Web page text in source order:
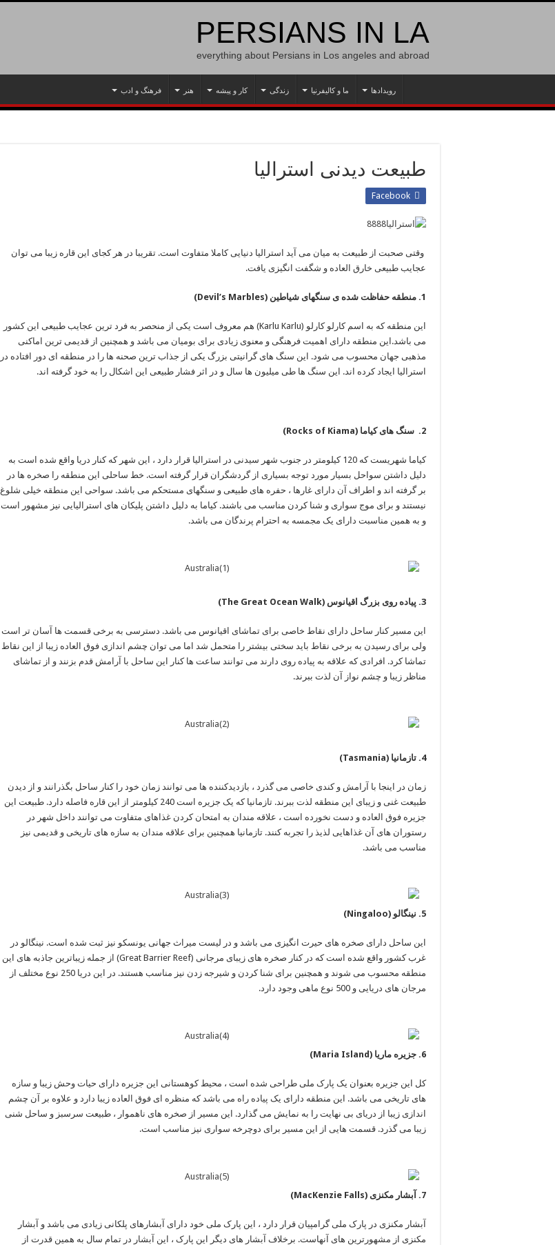
PERSIANS IN LA
everything about Persians in Los angeles and abroad
رویدادها ما و کالیفرنیا زندگی کار و پیشه هنر فرهنگ و ادب
طبیعت دیدنی استرالیا
Facebook
وقتی صحبت از طبیعت به میان می آید استرالیا دنیایی کاملا متفاوت است. تقریبا در هر کجای این قاره زیبا می توان
عجایب ‏طبیعی خارق العاده و شگفت انگیزی یافت.
این منطقه که به اسم کارلو کارلو ‏‎(Karlu Karlu)‎‏ هم معروف است یکی از منحصر به فرد ترین عجایب طبیعی این کشور
می ‏باشد.این منطقه دارای اهمیت فرهنگی و معنوی زیادی برای بومیان می باشد و همچنین از قدیمی ترین اماکنی
مذهبی جهان ‏محسوب می شود. این سنگ های گرانیتی بزرگ یکی از جذاب ترین صحنه ها را در منطقه ای دور افتاده در
استرالیا ایجاد کرده ‏اند. این سنگ ها طی میلیون ها سال و در اثر فشار طبیعی این اشکال را به خود گرفته اند. ‏ ‏ ‏‏ ‏‏‏‏ ‏ ‏
کیاما شهریست که 120 کیلومتر در جنوب شهر سیدنی در استرالیا قرار دارد ، این شهر که کنار دریا واقع شده است به
دلیل داشتن ‏سواحل بسیار مورد توجه بسیاری از گردشگران قرار گرفته است. خط ساحلی این منطقه را صخره ها در
بر گرفته اند و اطراف ‏آن دارای غارها ، حفره های طبیعی و سنگهای مستحکم می باشد. سواحی این منطقه خیلی شلوغ
نیستند و برای موج سواری و ‏شنا کردن مناسب می باشند. کیاما به دلیل داشتن پلیکان های استرالیایی نیز مشهور است
و به همین مناسبت دارای یک مجمسه به ‏احترام پرندگان می باشد. ‏‏‏‏ ‏ ‏‏ ‏ ‏‏‏‏
این مسیر کنار ساحل دارای نقاط خاصی برای تماشای اقیانوس می باشد. دسترسی به برخی قسمت ها آسان تر است
ولی برای ‏رسیدن به برخی نقاط باید سختی بیشتر را متحمل شد اما می توان چشم اندازی فوق العاده زیبا از این نقاط
تماشا کرد. افرادی که ‏علاقه به پیاده روی دارند می توانند ساعت ها کنار این ساحل با آرامش قدم بزنند و از تماشای
مناظر زیبا و چشم نواز آن لذت ‏ببرند. ‏ ‏ ‏‏ ‏ ‏
زمان در اینجا با آرامش و کندی خاصی می گذرد ، بازدیدکننده ها می توانند زمان خود را کنار ساحل بگذرانند و از دیدن
طبیعت ‏غنی و زیبای این منطقه لذت ببرند. تازمانیا که یک جزیره است 240 کیلومتر از این قاره فاصله دارد. طبیعت این
جزیره فوق ‏العاده و دست نخورده است ، علاقه مندان به امتحان کردن غذاهای متفاوت می توانند داخل شهر در
رستوران های آن غذاهایی ‏لذیذ را تجربه کنند. تازمانیا همچنین برای علاقه مندان به سازه های تاریخی و قدیمی نیز
مناسب می باشد. ‏‏ ‏ ‏ ‏‏‏‏ ‏
این ساحل دارای صخره های حیرت انگیزی می باشد و در لیست میراث جهانی یونسکو نیز ثبت شده است. نینگالو در
غرب ‏کشور واقع شده است که در کنار صخره های زیبای مرجانی ‏‎(Great Barrier Reef)‎‏ از جمله زیباترین جاذبه های این
منطقه ‏محسوب می شوند و همچنین برای شنا کردن و شیرجه زدن نیز مناسب هستند. در این دریا 250 نوع مختلف از
مرجان های ‏دریایی و 500 نوع ماهی وجود دارد. ‏‏‏ ‏ ‏ ‏ ‏‏ ‏ ‏ ‏
‏کل این جزیره بعنوان یک پارک ملی طراحی شده است ، محیط کوهستانی این جزیره دارای حیات وحش زیبا و سازه
های تاریخی ‏می باشد. این منطقه دارای یک پیاده راه می باشد که منظره ای فوق العاده زیبا دارد و علاوه بر آن چشم
اندازی زیبا از دریای بی ‏نهایت را به نمایش می گذارد. این مسیر از صخره های ناهموار ، طبیعت سرسبز و ساحل شنی
زیبا می گذرد. قسمت هایی از این ‏مسیر برای دوچرخه سواری نیز مناسب است.‏ ‏‏ ‏‏ ‏‏ ‏‏‏
‏‏آبشار مکنزی در پارک ملی گرامپیان قرار دارد ، این پارک ملی خود دارای آبشارهای پلکانی زیادی می باشد و آبشار
مکنزی از ‏مشهورترین های آنهاست. برخلاف آبشار های دیگر این پارک ، این آبشار در تمام سال به همین قدرت از